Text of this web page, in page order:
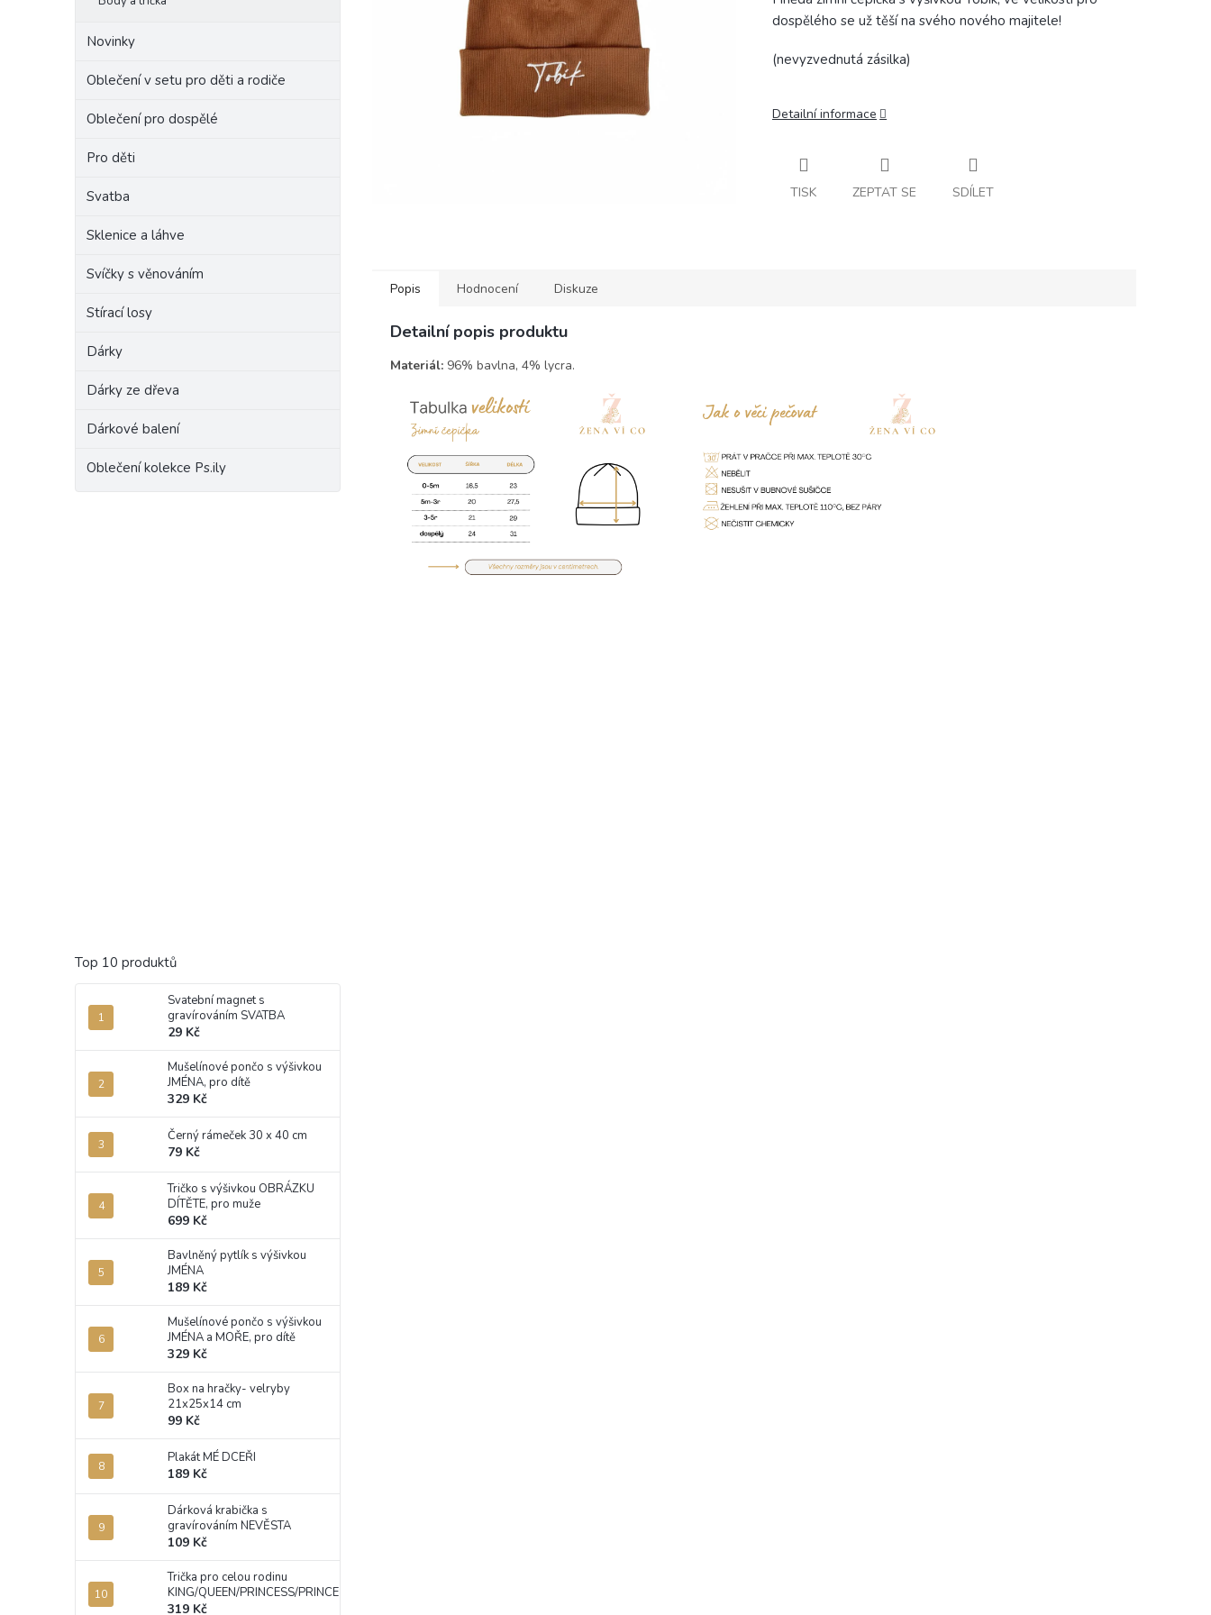
Novinky
Oblečení v setu pro děti a rodiče
Oblečení pro dospělé
Pro děti
Svatba
Sklenice a láhve
Svíčky s věnováním
Stírací losy
Dárky
Dárky ze dřeva
Dárkové balení
Oblečení kolekce Ps.ily
Top 10 produktů
Svatební magnet s
gravírováním SVATBA
29 Kč
Mušelínové pončo s výšivkou
JMÉNA, pro dítě
329 Kč
Černý rámeček 30 x 40 cm
79 Kč
Tričko s výšivkou OBRÁZKU
DÍTĚTE, pro muže
699 Kč
Bavlněný pytlík s výšivkou
JMÉNA
189 Kč
Mušelínové pončo s výšivkou
JMÉNA a MOŘE, pro dítě
329 Kč
Box na hračky- velryby
21x25x14 cm
99 Kč
Plakát MÉ DCEŘI
189 Kč
Dárková krabička s
gravírováním NEVĚSTA
109 Kč
Trička pro celou rodinu
KING/QUEEN/PRINCESS/PRINCE
319 Kč
dospělého se už těší na svého nového majitele!
(nevyzvednutá zásilka)
Detailní informace
TISK ZEPTAT SE SDÍLET
Popis Hodnocení Diskuze
Detailní popis produktu
Materiál: 96% bavlna, 4% lycra.